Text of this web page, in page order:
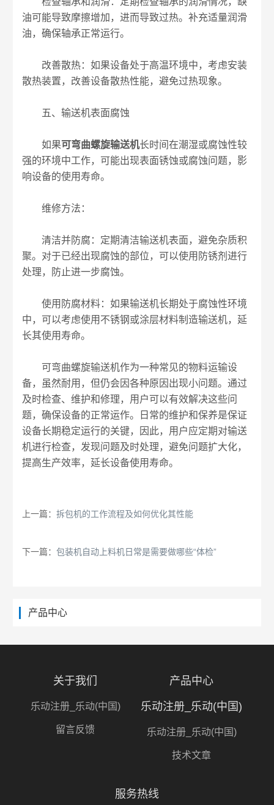
油可能导致摩擦增加，进而导致过热。补充适量润滑
油，确保轴承正常运行。
改善散热：如果设备处于高温环境中，考虑安装
散热装置，改善设备散热性能，避免过热现象。
五、输送机表面腐蚀
如果可弯曲螺旋输送机长时间在潮湿或腐蚀性较
强的环境中工作，可能出现表面锈蚀或腐蚀问题，影
响设备的使用寿命。
维修方法：
清洁并防腐：定期清洁输送机表面，避免杂质积
聚。对于已经出现腐蚀的部位，可以使用防锈剂进行
处理，防止进一步腐蚀。
使用防腐材料：如果输送机长期处于腐蚀性环境
中，可以考虑使用不锈钢或涂层材料制造输送机，延
长其使用寿命。
可弯曲螺旋输送机作为一种常见的物料运输设
备，虽然耐用，但仍会因各种原因出现小问题。通过
及时检查、维护和修理，用户可以有效解决这些问
题，确保设备的正常运作。日常的维护和保养是保证
设备长期稳定运行的关键，因此，用户应定期对输送
机进行检查，发现问题及时处理，避免问题扩大化，
提高生产效率，延长设备使用寿命。
上一篇：拆包机的工作流程及如何优化其性能
下一篇：包装机自动上料机日常是需要做哪些“体检”
产品中心
关于我们
乐动注册_乐动(中国)
留言反馈
产品中心
乐动注册_乐动(中国)
乐动注册_乐动(中国)
技术文章
服务热线